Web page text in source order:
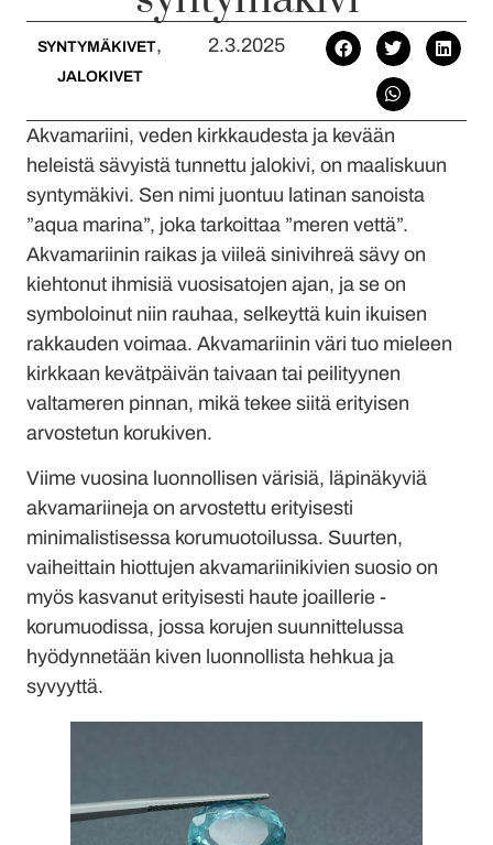
SYNTYMÄKIVET,
JALOKIVET
2.3.2025
Akvamariini, veden kirkkaudesta ja kevään
heleistä sävyistä tunnettu jalokivi, on maaliskuun
syntymäkivi. Sen nimi juontuu latinan sanoista
”aqua marina”, joka tarkoittaa ”meren vettä”.
Akvamariinin raikas ja viileä sinivihreä sävy on
kiehtonut ihmisiä vuosisatojen ajan, ja se on
symboloinut niin rauhaa, selkeyttä kuin ikuisen
rakkauden voimaa. Akvamariinin väri tuo mieleen
kirkkaan kevätpäivän taivaan tai peilityynen
valtameren pinnan, mikä tekee siitä erityisen
arvostetun korukiven.
Viime vuosina luonnollisen värisiä, läpinäkyviä
akvamariineja on arvostettu erityisesti
minimalistisessa korumuotoilussa. Suurten,
vaiheittain hiottujen akvamariinikivien suosio on
myös kasvanut erityisesti haute joaillerie -
korumuodissa, jossa korujen suunnittelussa
hyödynnetään kiven luonnollista hehkua ja
syvyyttä.